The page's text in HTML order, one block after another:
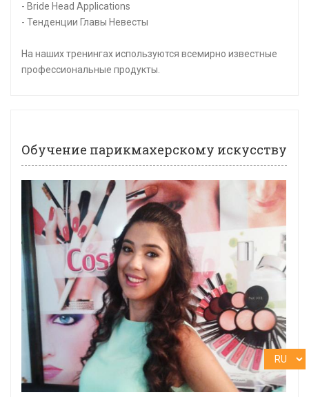
- Bride Head Applications
- Тенденции Главы Невесты
На наших тренингах используются всемирно известные
профессиональные продукты.
Обучение парикмахерскому искусству